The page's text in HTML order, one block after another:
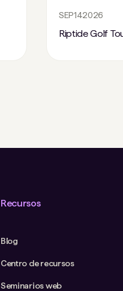
SEP142026
Riptide Golf
Recursos
Blog
Centro de recursos
Seminarios web